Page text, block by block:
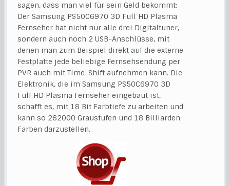
sagen, dass man viel für sein Geld bekommt:
Der Samsung PS50C6970 3D Full HD Plasma
Fernseher hat nicht nur alle drei Digitaltuner,
sondern auch noch 2 USB-Anschlüsse, mit
denen man zum Beispiel direkt auf die externe
Festplatte jede beliebige Fernsehsendung per
PVR auch mit Time-Shift aufnehmen kann. Die
Elektronik, die im Samsung PS50C6970 3D
Full HD Plasma Fernseher eingebaut ist,
schafft es, mit 18 Bit Farbtiefe zu arbeiten und
kann so 262000 Graustufen und 18 Billiarden
Farben darzustellen.